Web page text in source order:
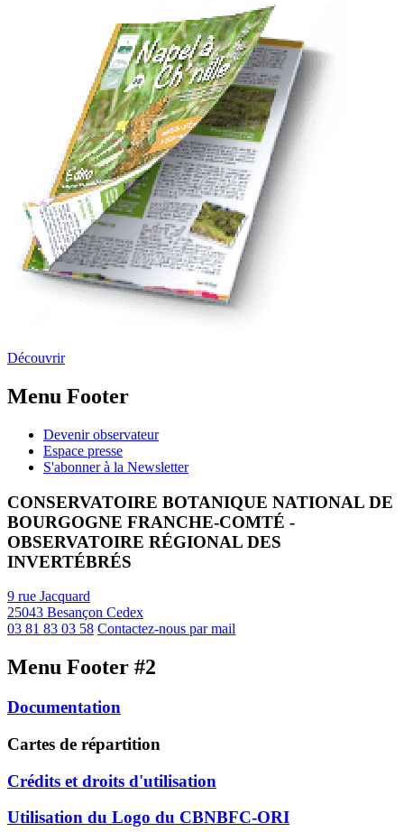
Découvrir
Menu Footer
Devenir observateur
Espace presse
S'abonner à la Newsletter
CONSERVATOIRE BOTANIQUE NATIONAL DE
BOURGOGNE FRANCHE-COMTÉ -
OBSERVATOIRE RÉGIONAL DES
INVERTÉBRÉS
9 rue Jacquard
25043 Besançon Cedex
03 81 83 03 58 Contactez-nous par mail
Menu Footer #2
Documentation
Cartes de répartition
Crédits et droits d'utilisation
Utilisation du Logo du CBNBFC-ORI